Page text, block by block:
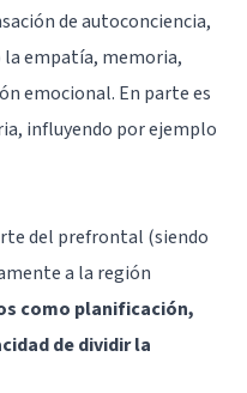
de autoconciencia,
empatía, memoria,
emocional. En parte es
influyendo por ejemplo
del prefrontal (siendo
a la región
como planificación,
de dividir la